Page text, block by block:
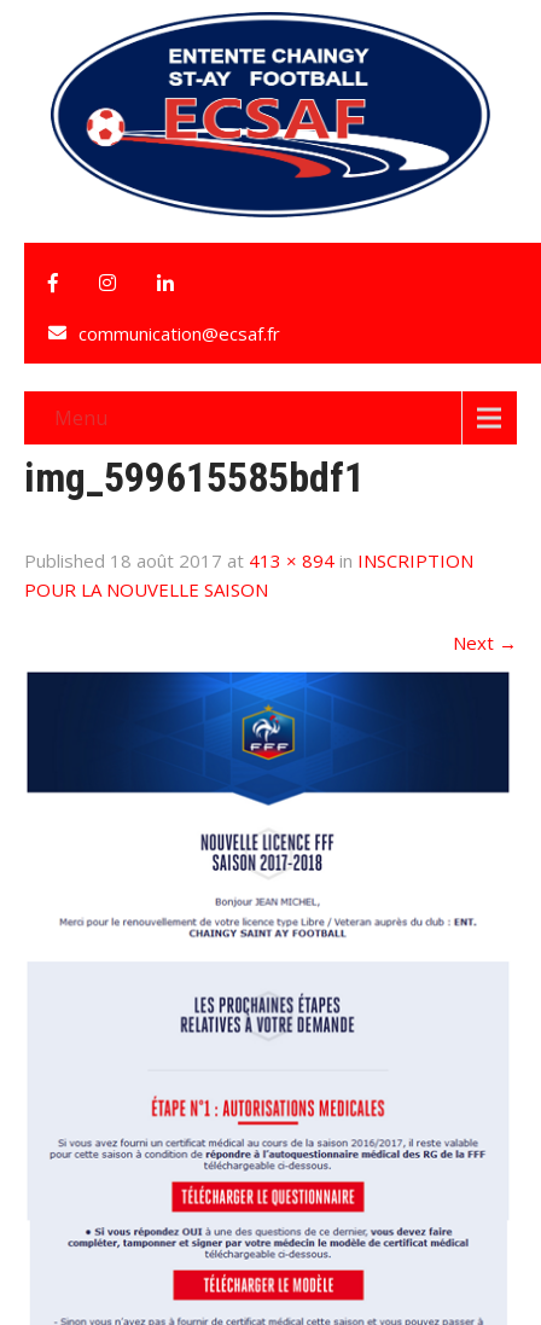
communication@ecsaf.fr
Menu
img_599615585bdf1
Published 18 août 2017 at 413 × 894 in INSCRIPTION
POUR LA NOUVELLE SAISON
Next →